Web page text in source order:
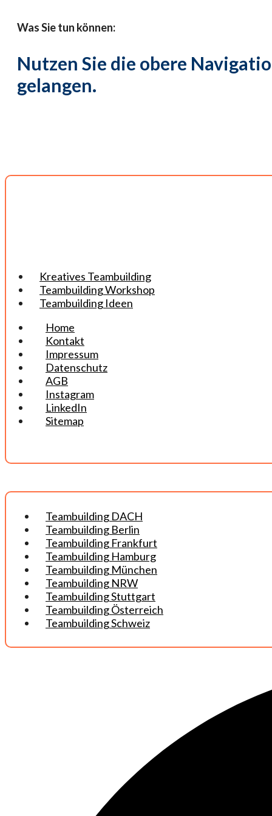
Was Sie tun können:
Nutzen Sie die obere
gelangen.
Kreatives Teambuilding
Teambuilding Workshop
Teambuilding Ideen
Home
Kontakt
Impressum
Datenschutz
AGB
Instagram
LinkedIn
Sitemap
Teambuilding DACH
Teambuilding Berlin
Teambuilding Frankfurt
Teambuilding Hamburg
Teambuilding München
Teambuilding NRW
Teambuilding Stuttgart
Teambuilding Österreich
Teambuilding Schweiz